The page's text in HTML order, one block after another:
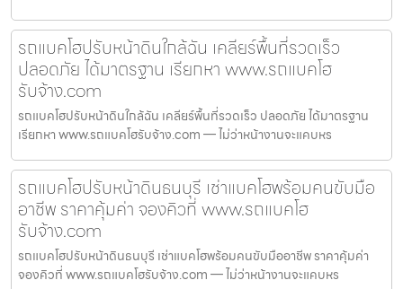
รถแบคโฮปรับหน้าดินใกล้ฉัน เคลียร์พื้นที่รวดเร็ว
ปลอดภัย ได้มาตรฐาน เรียกหา www.รถแบคโฮ
รับจ้าง.com
รถแบคโฮปรับหน้าดินใกล้ฉัน เคลียร์พื้นที่รวดเร็ว ปลอดภัย ได้มาตรฐาน
เรียกหา www.รถแบคโฮรับจ้าง.com — ไม่ว่าหน้างานจะแคบหร
รถแบคโฮปรับหน้าดินธนบุรี เช่าแบคโฮพร้อมคนขับมือ
อาชีพ ราคาคุ้มค่า จองคิวที่ www.รถแบคโฮ
รับจ้าง.com
รถแบคโฮปรับหน้าดินธนบุรี เช่าแบคโฮพร้อมคนขับมืออาชีพ ราคาคุ้มค่า
จองคิวที่ www.รถแบคโฮรับจ้าง.com — ไม่ว่าหน้างานจะแคบหร